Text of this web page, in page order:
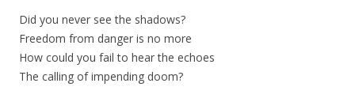
Did you never see the shadows?
Freedom from danger is no more
How could you fail to hear the echoes
The calling of impending doom?